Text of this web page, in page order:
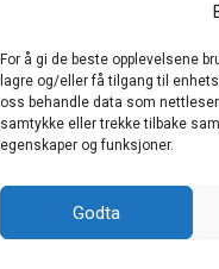
For å gi de beste opplevelsene
lagre og/eller få tilgang til
oss behandle data som
samtykke eller trekke tilbake
egenskaper og funksjoner.
Godta